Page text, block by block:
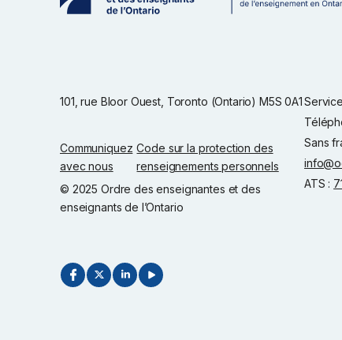
101, rue Bloor Ouest, Toronto (Ontario) M5S 0A1
Communiquez
avec nous
Code sur la protection des
renseignements personnels
© 2025 Ordre des enseignantes et des
enseignants de l’Ontario
Sans
ATS :